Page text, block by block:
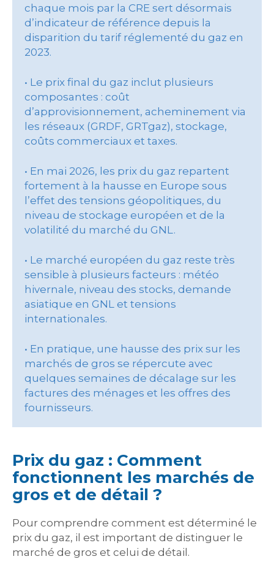
chaque mois par la CRE sert désormais
d’indicateur de référence depuis la
disparition du tarif réglementé du gaz en
2023.
• Le prix final du gaz inclut plusieurs
composantes : coût
d’approvisionnement, acheminement via
les réseaux (GRDF, GRTgaz), stockage,
coûts commerciaux et taxes.
• En mai 2026, les prix du gaz repartent
fortement à la hausse en Europe sous
l’effet des tensions géopolitiques, du
niveau de stockage européen et de la
volatilité du marché du GNL.
• Le marché européen du gaz reste très
sensible à plusieurs facteurs : météo
hivernale, niveau des stocks, demande
asiatique en GNL et tensions
internationales.
• En pratique, une hausse des prix sur les
marchés de gros se répercute avec
quelques semaines de décalage sur les
factures des ménages et les offres des
fournisseurs.
Prix du gaz : Comment
fonctionnent les marchés de
gros et de détail ?
Pour comprendre comment est déterminé le
prix du gaz, il est important de distinguer le
marché de gros et celui de détail.